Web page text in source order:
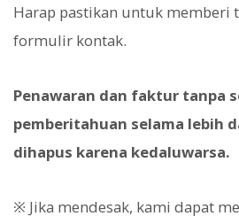
Harap pastikan untuk memberi
formulir kontak.
Penawaran dan faktur tanpa
pemberitahuan selama lebih
dihapus karena kedaluwarsa.
※ Jika mendesak, kami dapat